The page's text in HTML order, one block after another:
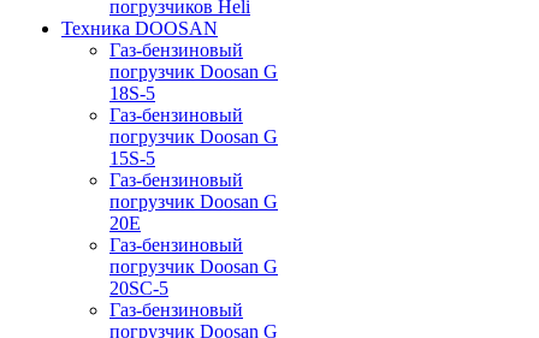
погрузчиков Heli
Техника DOOSAN
Газ-бензиновый
погрузчик Doosan G
18S-5
Газ-бензиновый
погрузчик Doosan G
15S-5
Газ-бензиновый
погрузчик Doosan G
20E
Газ-бензиновый
погрузчик Doosan G
20SC-5
Газ-бензиновый
погрузчик Doosan G